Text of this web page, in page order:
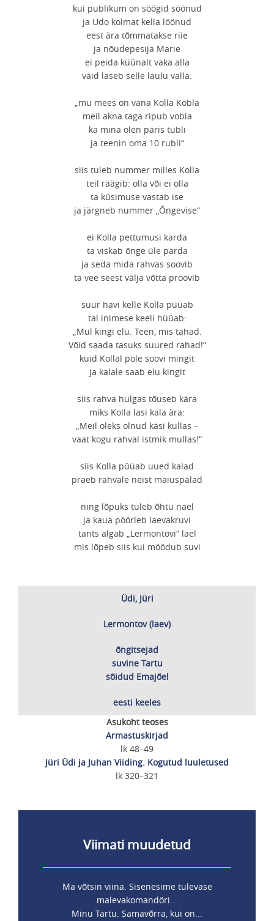
kui publikum on söögid söönud
ja Udo kolmat kella löönud
eest ära tõmmatakse riie
ja nõudepesija Marie
ei peida küünalt vaka alla
vaid laseb selle laulu valla:
„mu mees on vana Kolla Kobla
meil akna taga ripub vobla
ka mina olen päris tubli
ja teenin oma 10 rubli“
siis tuleb nummer milles Kolla
teil räägib: olla või ei olla
ta küsimuse vastab ise
ja järgneb nummer „Õngevise“
ei Kolla pettumusi karda
ta viskab õnge üle parda
ja seda mida rahvas soovib
ta vee seest välja võtta proovib
suur havi kelle Kolla püüab
tal inimese keeli hüüab:
„Mul kingi elu. Teen, mis tahad.
Võid saada tasuks suured rahad!“
kuid Kollal pole soovi mingit
ja kalale saab elu kingit
siis rahva hulgas tõuseb kära
miks Kolla lasi kala ära:
„Meil oleks olnud käsi kullas –
vaat kogu rahval istmik mullas!“
siis Kolla püüab uued kalad
praeb rahvale neist maiuspalad
ning lõpuks tuleb õhtu nael
ja kaua pöörleb laevakruvi
tants algab „Lermontovi“ lael
mis lõpeb siis kui möödub suvi
Üdi, Jüri
Lermontov (laev)
õngitsejad
suvine Tartu
sõidud Emajõel
eesti keeles
Asukoht teoses
Armastuskirjad
lk 48–49
Jüri Üdi ja Juhan Viiding. Kogutud luuletused
lk 320–321
Viimati muudetud
Ma võtsin viina. Sisenesime tulevase
malevakomandöri...
Minu Tartu. Samavõrra, kui on...